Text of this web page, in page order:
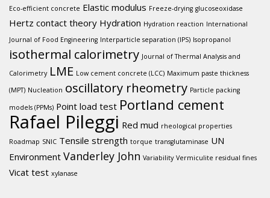
Eco-efficient concrete Elastic modulus Freeze-drying glucoseoxidase
Hertz contact theory Hydration Hydration reaction International
Journal of Food Engineering Interparticle separation (IPS) Isopropanol
isothermal calorimetry Journal of Thermal Analysis and
Calorimetry LME Low cement concrete (LCC) Maximum paste thickness
(MPT) Nucleation oscillatory rheometry Particle packing
models (PPMs) Point load test Portland cement
Rafael Pileggi Red mud rheological properties
Roadmap SNIC Tensile strength torque transglutaminase UN
Environment Vanderley John Variability Vermiculite residual fines
Vicat test xylanase